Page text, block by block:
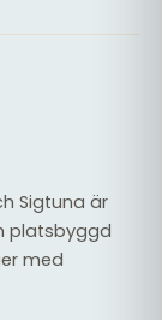
Sigtuna är
platsbyggd
med